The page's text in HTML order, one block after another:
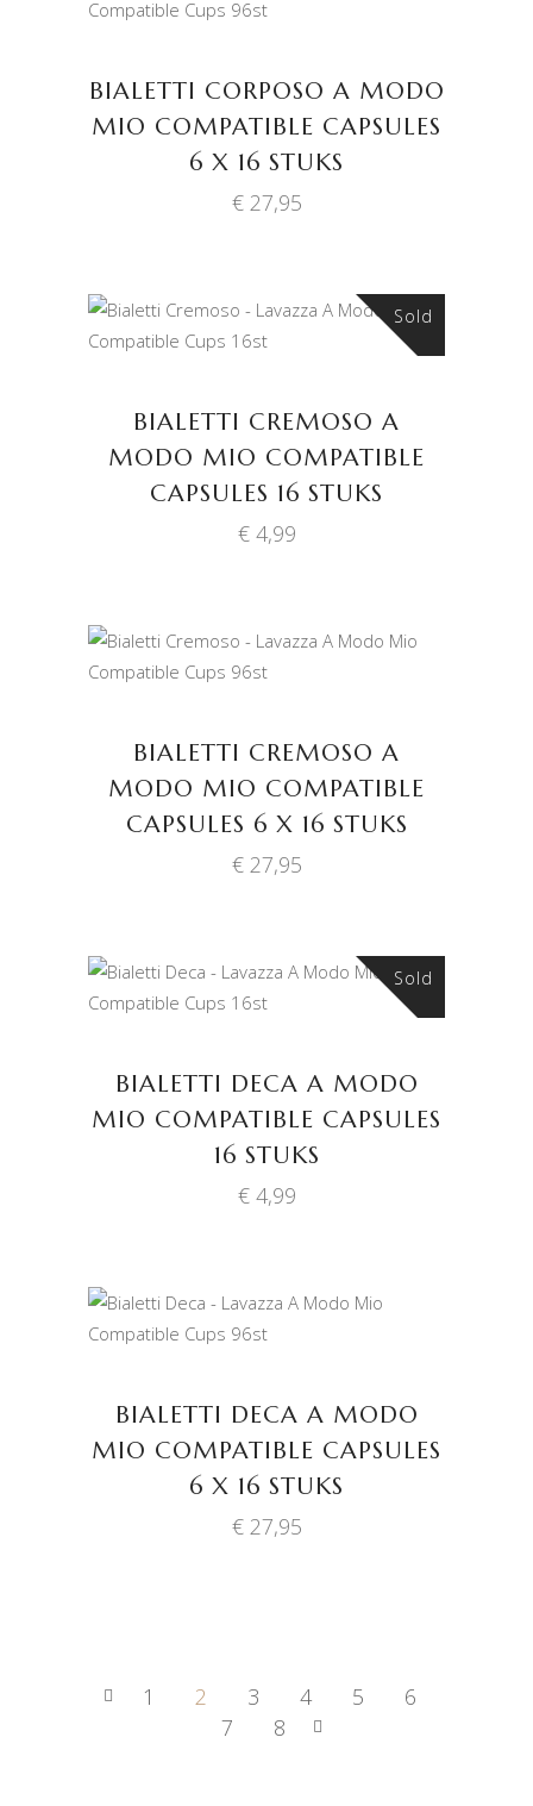
WINKELWAGEN
BIALETTI CORPOSO A MODO
MIO COMPATIBLE CAPSULES
6 X 16 STUKS
€27,95
Sold
LEES VERDER
BIALETTI CREMOSO A
MODO MIO COMPATIBLE
CAPSULES 16 STUKS
€4,99
TOEVOEGEN AAN
WINKELWAGEN
BIALETTI CREMOSO A
MODO MIO COMPATIBLE
CAPSULES 6 X 16 STUKS
€27,95
Sold
LEES VERDER
BIALETTI DECA A MODO
MIO COMPATIBLE CAPSULES
16 STUKS
€4,99
TOEVOEGEN AAN
WINKELWAGEN
BIALETTI DECA A MODO
MIO COMPATIBLE CAPSULES
6 X 16 STUKS
€27,95
1 2 3 4 5
6
7
8